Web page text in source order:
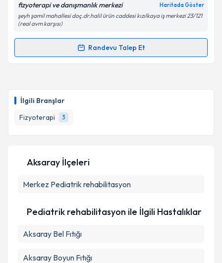
İlgili Branşlar
Fizyoterapi
3
Kişisel verilerimin işlenmesine ilişkin
Aydınlatma
Metni'ni okudum ve kişisel verilerimin belirtilen
kapsamda işlenmesini kabul ediyorum.
Takvim Talebini Gönder
fizyoterapi ve danışmanlık merkezi Haritada Göster
şeyh şamil mahallesi doç.dr.halil ürün caddesi kızılkaya iş merkezi 23/121
(real avm karşısı)
Randevu Talep Et
Randevu Takvimi Talebi
takvim hazırlandığında e-posta ile bilgilendireceğiz.
E-posta Adresiniz
Metni'ni okudum ve kişisel verilerimin belirtilen
Aksaray İlçeleri
Merkez Pediatrik rehabilitasyon
Pediatrik rehabilitasyon ile İlgili Hastalıklar
Aksaray Bel Fıtığı
Aksaray Boyun Fıtığı